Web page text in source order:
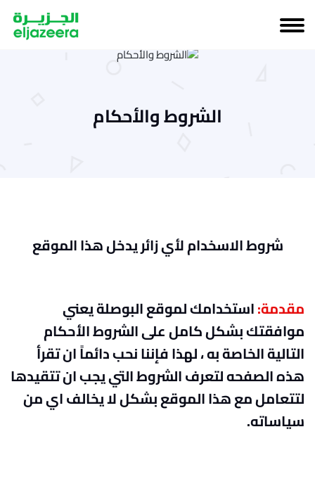
الشروط والأحكام
شروط الاسخدام لأي زائر يدخل هذا الموقع
مقدمة:استخدامك لموقع البوصلة يعني
موافقتك بشكل كامل على الشروط الأحكام
التالية الخاصة به ، لهذا فإننا نحب دائماً ان تقرأ
هذه الصفحه لتعرف الشروط التي يجب ان تتقيدها
لتتعامل مع هذا الموقع بشكل لا يخالف اي من
سياساته.